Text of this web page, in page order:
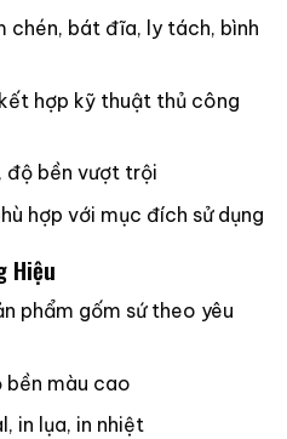
chén, bát đĩa, ly tách, bình
hợp kỹ thuật thủ công
bền vượt trội
hợp với mục đích sử dụng
Hiệu
phẩm gốm sứ theo yêu
bền màu cao
in lụa, in nhiệt